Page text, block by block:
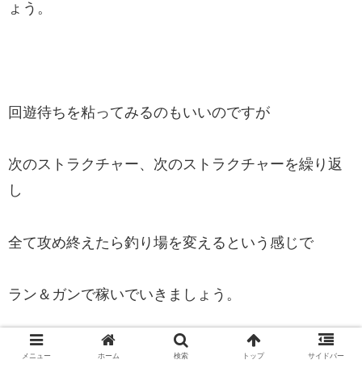
ょう。
回遊待ちを粘ってみるのもいいのですが
次のストラクチャー、次のストラクチャーを繰り返
し
全て攻め終えたら釣り場を変えるという感じで
ラン＆ガンで稼いでいきましょう。
メニュー ホーム 検索 トップ サイドバー